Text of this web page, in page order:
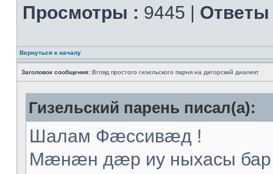
Просмотры : 9445 | Ответы
Вернуться к началу
Заголовок сообщения: Вгляд простого гизельского парня на дигорский диалект
Гизельский парень писал(а):
Шалам Фæссивæд !
Мæнæн дæр иу ныхасы бар